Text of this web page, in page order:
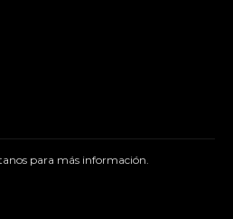
para más información.